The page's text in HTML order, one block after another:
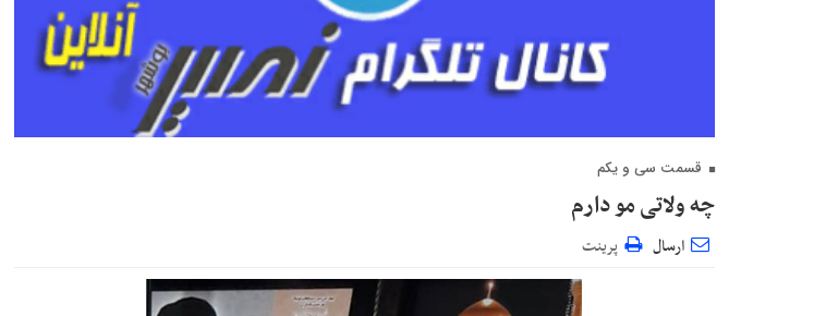
قسمت سی و یکم
چه ولاتی مو دارم
ارسال پرینت